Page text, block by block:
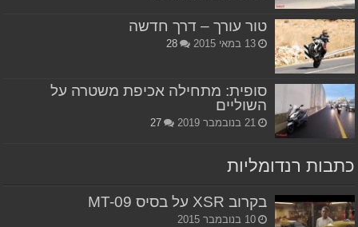
טור עורך – דרך חדשה
13 במאי 2015 28
סופית: מתחילה אכיפת משטרה על
השוליים
21 בנובמבר 2019 27
כתבות רנדומליות
בקרוב XSR על בסיס MT-09
10 בנובמבר 2015